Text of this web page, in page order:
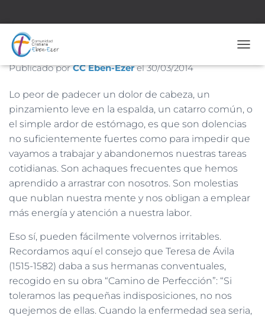
Nº 1552– 30 de Marzo de 2014
Publicado porCC Eben-Ezerel30/03/2014
Lo peor de padecer un dolor de cabeza, un
pinzamiento leve en la espalda, un catarro común, o
el simple ardor de estómago, es que son dolencias
no suficientemente fuertes como para impedir que
vayamos a trabajar y abandonemos nuestras tareas
cotidianas. Son achaques frecuentes que hemos
aprendido a arrastrar con nosotros. Son molestias
que nublan nuestra mente y nos obligan a emplear
más energía y atención a nuestra labor.
Eso sí, pueden fácilmente volvernos irritables.
Recordamos aquí el consejo que Teresa de Ávila
(1515-1582) daba a sus hermanas conventuales,
recogido en su obra “Camino de Perfección”: “Si
toleramos las pequeñas indisposiciones, no nos
quejemos de ellas. Cuando la enfermedad sea seria,